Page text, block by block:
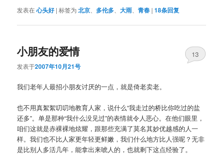
发表在心头好 |标签为 北京 、多伦多 、大雨 、青春 |18条回复
小朋友的爱情
发表于2007年10月21号
13
我们老年人最招小朋友讨厌的一点，就是倚老卖老。
也不用真絮絮叨叨地教育人家，说什么“我走过的桥比你吃过的盐
还多”。单是那种“我什么没见过”的表情就令人恶心。在他们眼里，
咱们这就是赤裸裸地炫耀，跟那些充满了莫名其妙优越感的人一
样。我们也不比人家更年轻更鲜嫩，我们什么地方比人强呢？无非
是比别人多活几年，能拿出来唬人的，也就剩下这点经验了。